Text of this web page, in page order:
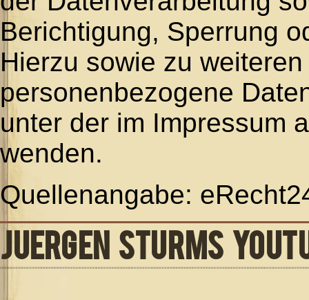
Berichtigung, Sperrung
Hierzu sowie zu
personenbezogene
unter der im Impressum
wenden.
Quellenangabe:
JUERGEN STURMS